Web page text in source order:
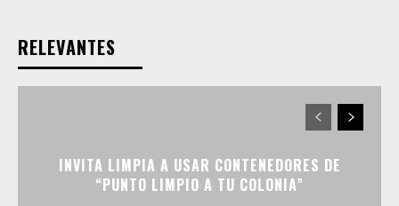
RELEVANTES
INVITA LIMPIA A USAR CONTENEDORES DE
“PUNTO LIMPIO A TU COLONIA”